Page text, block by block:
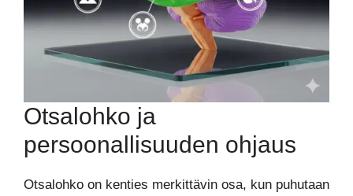
Otsalohko ja
persoonallisuuden ohjaus
Otsalohko on kenties merkittävin osa, kun puhutaan